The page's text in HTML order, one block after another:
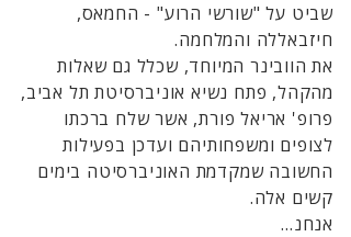
שביט על "שורשי הרוע" - החמאס,
חיזבאללה והמלחמה.
את הוובינר המיוחד, שכלל גם שאלות
מהקהל, פתח נשיא אוניברסיטת תל אביב,
פרופ' אריאל פורת, אשר שלח ברכתו
לצופים ומשפחותיהם ועדכן בפעילות
החשובה שמקדמת האוניברסיטה בימים
קשים אלה.
אנחנ...